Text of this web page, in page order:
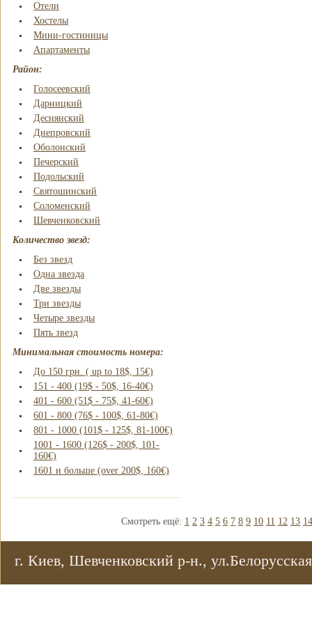
Отели
Хостелы
Мини-гостиницы
Апартаменты
Район:
Голосеевский
Дарницкий
Деснянский
Днепровский
Оболонский
Печерский
Подольский
Святошинский
Соломенский
Шевченковский
Количество звезд:
Без звезд
Одна звезда
Две звезды
Три звезды
Четыре звезды
Пять звезд
Минимальная стоимость номера:
До 150 грн. ( up to 18$, 15€)
151 - 400 (19$ - 50$, 16-40€)
401 - 600 (51$ - 75$, 41-60€)
601 - 800 (76$ - 100$, 61-80€)
801 - 1000 (101$ - 125$, 81-100€)
1001 - 1600 (126$ - 200$, 101-
160€)
1601 и больше (over 200$, 160€)
Смотреть ещё: 1 2 3 4 5 6 7 8 9 10 11 12 13 14
г. Киев, Шевченковский р-н.,